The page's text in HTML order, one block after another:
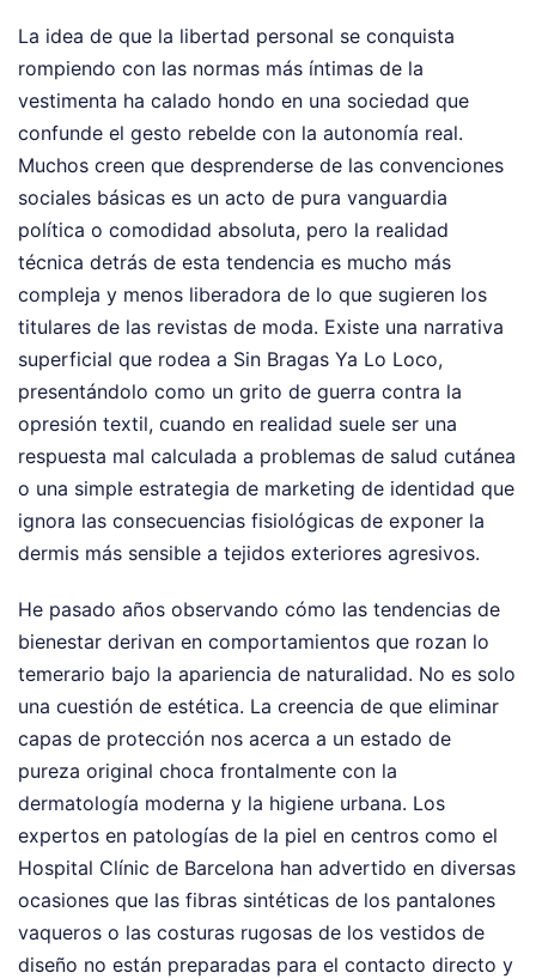
La idea de que la libertad personal se conquista
rompiendo con las normas más íntimas de la
vestimenta ha calado hondo en una sociedad que
confunde el gesto rebelde con la autonomía real.
Muchos creen que desprenderse de las convenciones
sociales básicas es un acto de pura vanguardia
política o comodidad absoluta, pero la realidad
técnica detrás de esta tendencia es mucho más
compleja y menos liberadora de lo que sugieren los
titulares de las revistas de moda. Existe una narrativa
superficial que rodea a Sin Bragas Ya Lo Loco,
presentándolo como un grito de guerra contra la
opresión textil, cuando en realidad suele ser una
respuesta mal calculada a problemas de salud cutánea
o una simple estrategia de marketing de identidad que
ignora las consecuencias fisiológicas de exponer la
dermis más sensible a tejidos exteriores agresivos.
He pasado años observando cómo las tendencias de
bienestar derivan en comportamientos que rozan lo
temerario bajo la apariencia de naturalidad. No es solo
una cuestión de estética. La creencia de que eliminar
capas de protección nos acerca a un estado de
pureza original choca frontalmente con la
dermatología moderna y la higiene urbana. Los
expertos en patologías de la piel en centros como el
Hospital Clínic de Barcelona han advertido en diversas
ocasiones que las fibras sintéticas de los pantalones
vaqueros o las costuras rugosas de los vestidos de
diseño no están preparadas para el contacto directo y